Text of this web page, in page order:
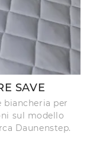
SAVE
biancheria per
sul modello
Daunenstep.